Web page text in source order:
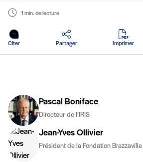
1 min. de lecture
Citer Partager Imprimer
en PDF
Pascal Boniface
Directeur de l’IRIS
Jean-Yves Ollivier
Président de la Fondation Brazzaville